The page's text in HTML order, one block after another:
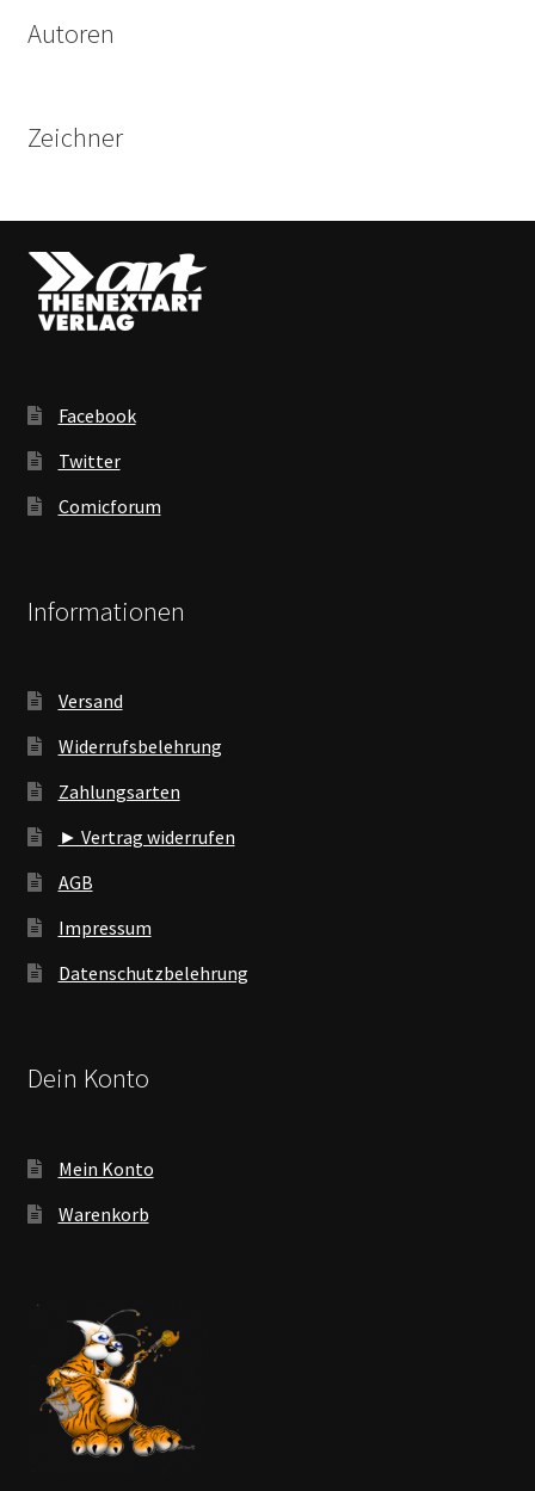
Autoren
Zeichner
Facebook
Twitter
Comicforum
Informationen
Versand
Widerrufsbelehrung
Zahlungsarten
► Vertrag widerrufen
AGB
Impressum
Datenschutzbelehrung
Dein Konto
Mein Konto
Warenkorb